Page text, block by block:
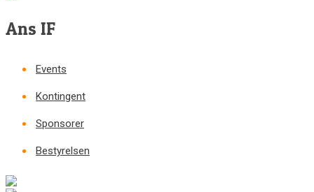
Ans IF
Events
Kontingent
Sponsorer
Bestyrelsen